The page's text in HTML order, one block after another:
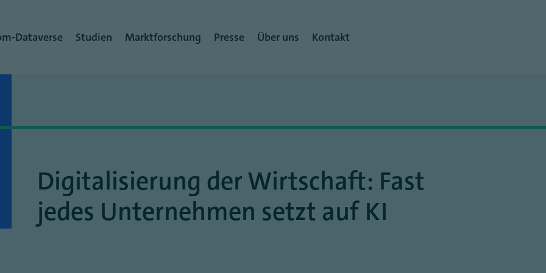
Digitalisierung der Wirtschaft: Fast
jedes Unternehmen setzt auf KI
Dataverse Studien Marktforschung Presse Über uns Kontakt